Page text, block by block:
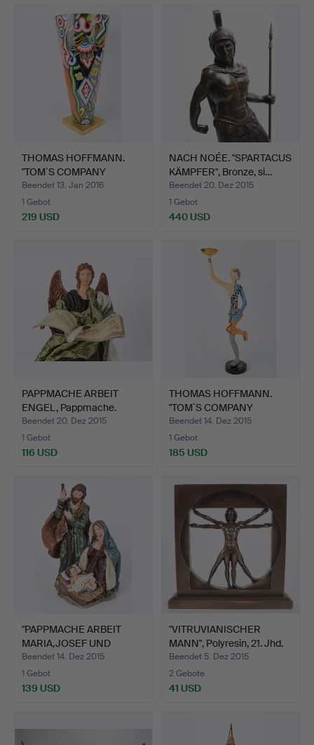
THOMAS HOFFMANN.
"TOM`S COMPANY
SCHIRMSTÄN…
Beendet 13. Jan 2016
1 Gebot
219 USD
NACH NOÉE. "SPARTACUS
KÄMPFER", Bronze, si…
Beendet 20. Dez 2015
1 Gebot
440 USD
PAPPMACHE ARBEIT
ENGEL, Pappmache.
Beendet 20. Dez 2015
1 Gebot
116 USD
THOMAS HOFFMANN.
"TOM`S COMPANY
FIGURINE".
Beendet 14. Dez 2015
1 Gebot
185 USD
"PAPPMACHE ARBEIT
MARIA,JOSEF UND
CHRISTUS…
Beendet 14. Dez 2015
1 Gebot
139 USD
"VITRUVIANISCHER
MANN", Polyresin, 21. Jhd.
Beendet 5. Dez 2015
2 Gebote
41 USD